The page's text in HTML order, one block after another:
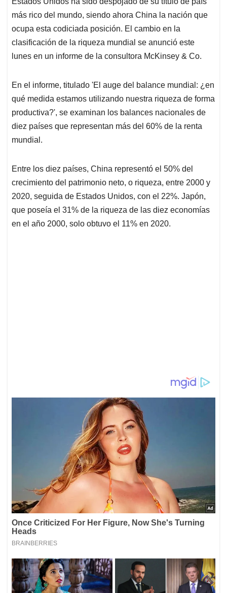
s
A
p
p
b
o
o
k
e
d
I
n
l
a
d
s
más rico del mundo, siendo ahora China la nación que
ocupa esta codiciada posición. El cambio en la
clasificación de la riqueza mundial se anunció este
lunes en un informe de la consultora McKinsey & Co.
En el informe, titulado 'El auge del balance mundial: ¿en
qué medida estamos utilizando nuestra riqueza de forma
productiva?', se examinan los balances nacionales de
diez países que representan más del 60% de la renta
mundial.
Entre los diez países, China representó el 50% del
crecimiento del patrimonio neto, o riqueza, entre 2000 y
2020, seguida de Estados Unidos, con el 22%. Japón,
que poseía el 31% de la riqueza de las diez economías
en el año 2000, solo obtuvo el 11% en 2020.